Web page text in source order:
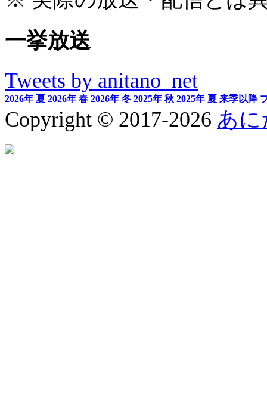
一挙放送
Tweets by anitano_net
2026年 夏 2026年 春 2026年 冬 2025年 秋 2025年 夏 来季以降
Copyright © 2017-2026 あに